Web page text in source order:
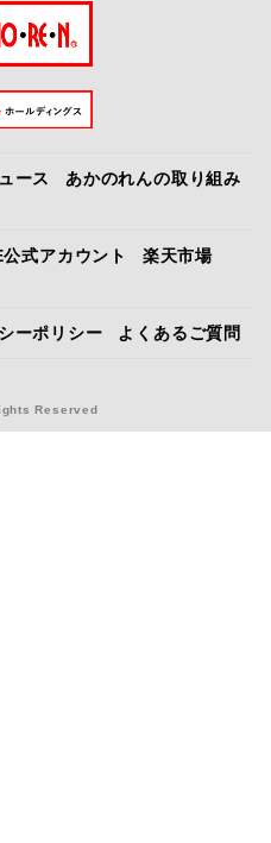
Reserved
ース
あかのれんの取り組み
式アカウント
楽天市場
ーポリシー よくあるご質問